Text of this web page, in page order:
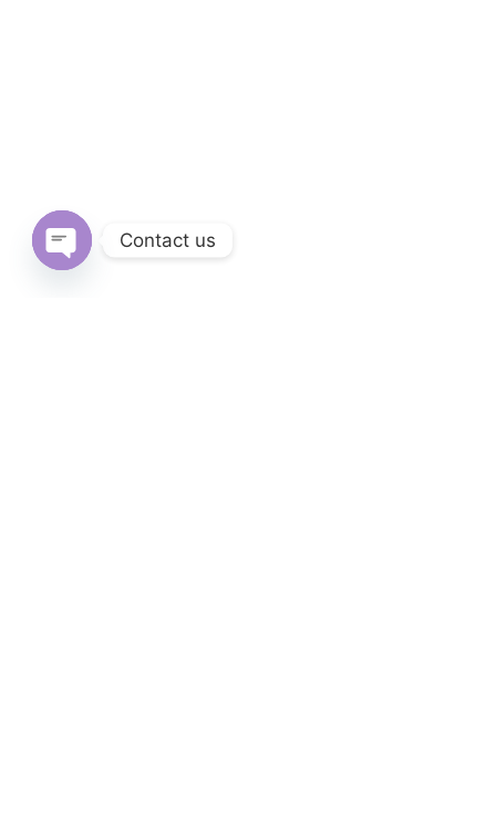
Contact us
Open